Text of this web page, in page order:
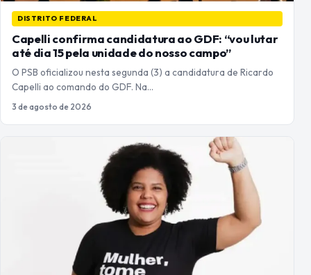
DISTRITO FEDERAL
Capelli confirma candidatura ao GDF: “vou lutar
até dia 15 pela unidade do nosso campo”
O PSB oficializou nesta segunda (3) a candidatura de Ricardo
Capelli ao comando do GDF. Na…
3 de agosto de 2026